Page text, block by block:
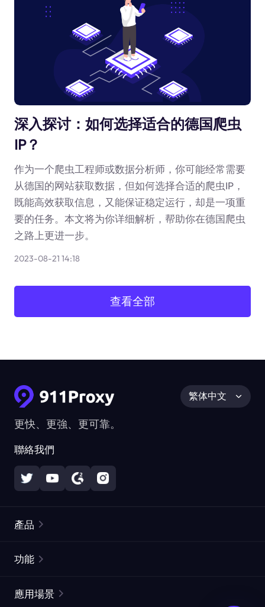
深入探讨：如何选择适合的德国爬虫
IP？
作为一个爬虫工程师或数据分析师，你可能经常需要
从德国的网站获取数据，但如何选择合适的爬虫IP，
既能高效获取信息，又能保证稳定运行，却是一项重
要的任务。本文将为你详细解析，帮助你在德国爬虫
之路上更进一步。
2023-08-21 14:18
查看全部
更快、更強、更可靠。
聯絡我們
繁体中文
產品
靜態住宅代理
功能
應用場景